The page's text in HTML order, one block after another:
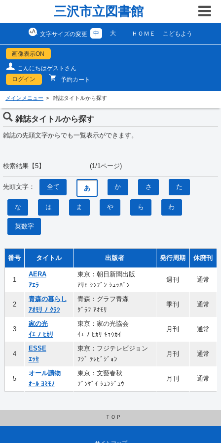
三沢市立図書館
文字サイズの変更 中 大 ＨＯＭＥ こどもよう
画像表示ON
こんにちはゲストさん
ログイン
予約カート
メインメニュー 雑誌タイトルから探す
雑誌タイトルから探す
雑誌の先頭文字からでも一覧表示ができます。
検索結果【5】 (1/1ページ)
先頭文字： 全て あ か さ た
な は ま や ら わ
英数字
番号 タイトル 出版者 発行周期 休廃刊
1
AERA
ｱｴﾗ
東京：朝日新聞出版
ｱｻﾋ ｼﾝﾌﾞﾝ ｼｭｯﾊﾟﾝ
週刊 通常
2
青森の暮らし
ｱｵﾓﾘ ﾉ ｸﾗｼ
青森：グラフ青森
ｸﾞﾗﾌ ｱｵﾓﾘ
季刊 通常
3
家の光
ｲｴ ﾉ ﾋｶﾘ
東京：家の光協会
ｲｴ ﾉ ﾋｶﾘ ｷｮｳｶｲ
月刊 通常
4
ESSE
ｴｯｾ
東京：フジテレビジョン
ﾌｼﾞ ﾃﾚﾋﾞｼﾞｮﾝ
月刊 通常
5
オール讀物
ｵｰﾙ ﾖﾐﾓﾉ
東京：文藝春秋
ﾌﾞﾝｹﾞｲ ｼｭﾝｼﾞｭｳ
月刊 通常
ＴＯＰ